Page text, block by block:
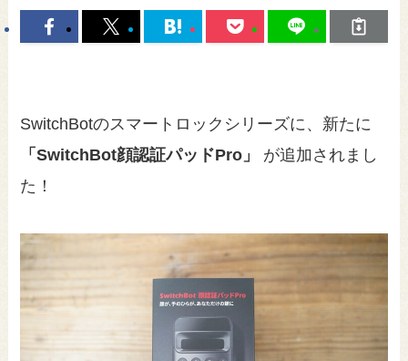
SwitchBotのスマートロックシリーズに、新たに
「SwitchBot顔認証パッドPro」
が追加されまし
た！